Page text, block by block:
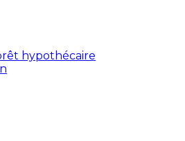
hypothécaire